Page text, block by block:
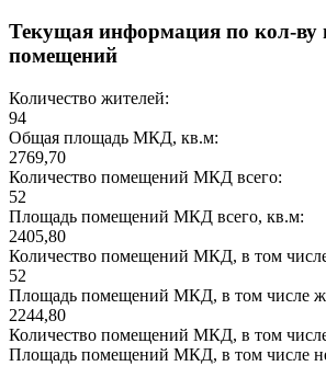
Текущая информация по кол-ву
помещений
Количество жителей:
94
Общая площадь МКД, кв.м:
2769,70
Количество помещений МКД всего:
52
Площадь помещений МКД всего, кв.м:
2405,80
Количество помещений МКД, в том
52
Площадь помещений МКД, в том числе
2244,80
Количество помещений МКД, в том
Площадь помещений МКД, в том числе